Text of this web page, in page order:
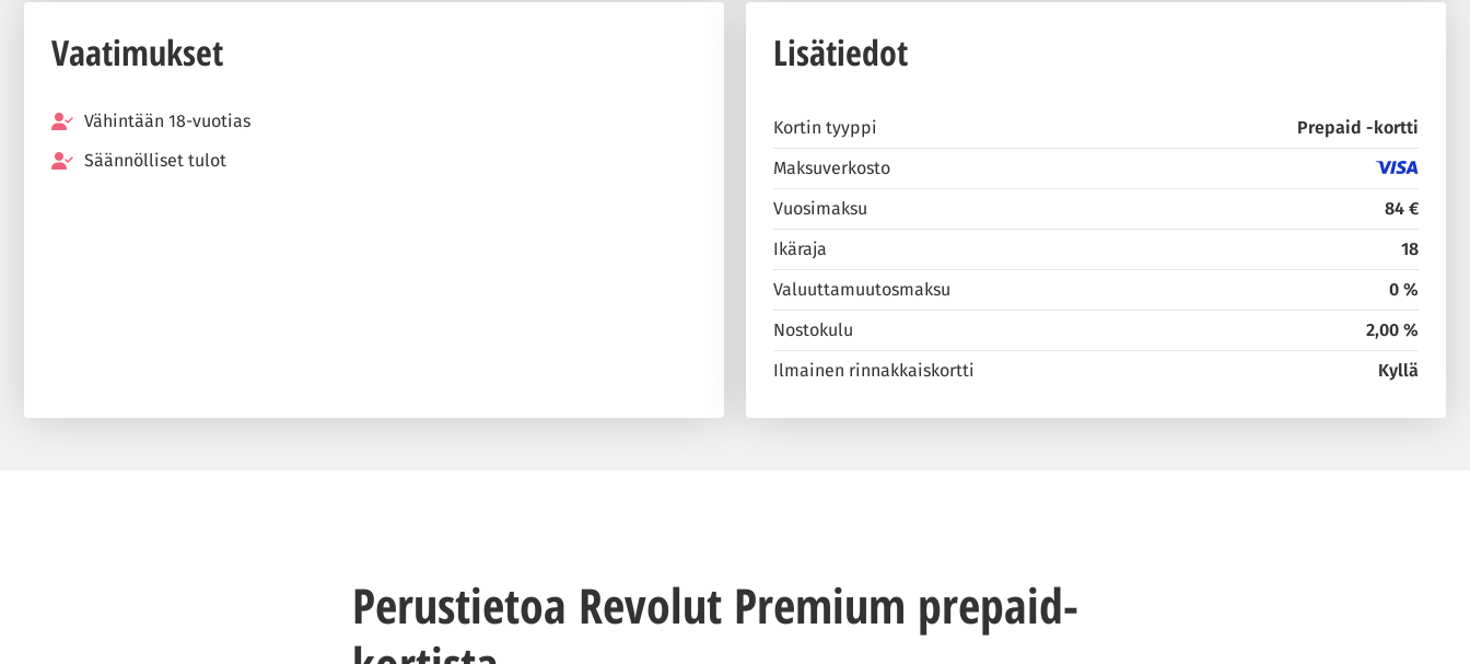
Vaatimukset
Vähintään 18-vuotias
Säännölliset tulot
Lisätiedot
Kortin tyyppi
Prepaid -kortti
Maksuverkosto
Vuosimaksu
84 €
Ikäraja
18
Valuuttamuutosmaksu
0 %
Nostokulu
2,00 %
Ilmainen rinnakkaiskortti
Kyllä
Perustietoa Revolut Premium prepaid-